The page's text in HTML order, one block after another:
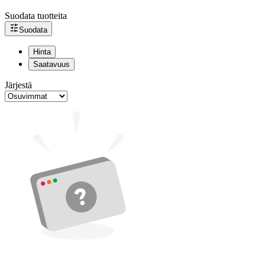
Suodata tuotteita
Suodata
Hinta
Saatavuus
Järjestä